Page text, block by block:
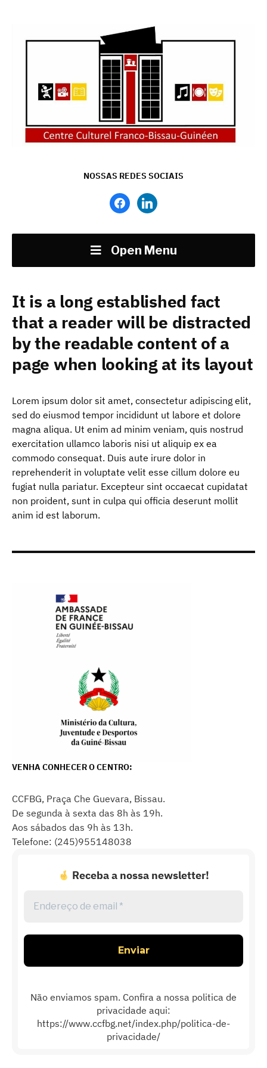
NOSSAS REDES SOCIAIS
facebooklinkedin
Open Menu
It is a long established fact
that a reader will be distracted
by the readable content of a
page when looking at its layout
Lorem ipsum dolor sit amet, consectetur adipiscing elit,
sed do eiusmod tempor incididunt ut labore et dolore
magna aliqua. Ut enim ad minim veniam, quis nostrud
exercitation ullamco laboris nisi ut aliquip ex ea
commodo consequat. Duis aute irure dolor in
reprehenderit in voluptate velit esse cillum dolore eu
fugiat nulla pariatur. Excepteur sint occaecat cupidatat
non proident, sunt in culpa qui officia deserunt mollit
anim id est laborum.
VENHA CONHECER O CENTRO:
CCFBG, Praça Che Guevara, Bissau.
De segunda à sexta das 8h às 19h.
Aos sábados das 9h às 13h.
Telefone: (245)955148038
Receba a nossa newsletter!
de
*
Não enviamos spam. Confira a nossa politica de
privacidade aqui:
https://www.ccfbg.net/index.php/politica-de-
privacidade/